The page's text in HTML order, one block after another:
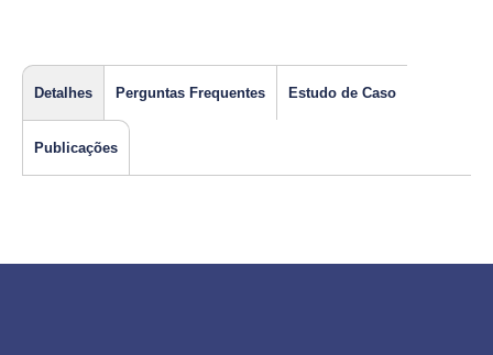
Detalhes Perguntas Frequentes Estudo de Caso
Publicações